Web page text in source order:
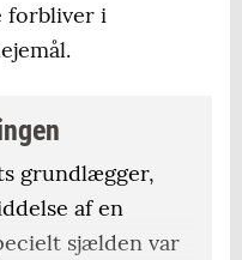
forbliver i
grundlægger,
af en
sjælden var